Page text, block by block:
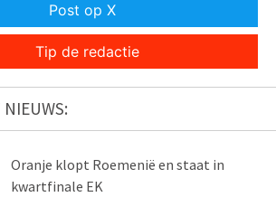
Post op X
Tip de redactie
Oranje klopt Roemenië en staat in
kwartfinale EK